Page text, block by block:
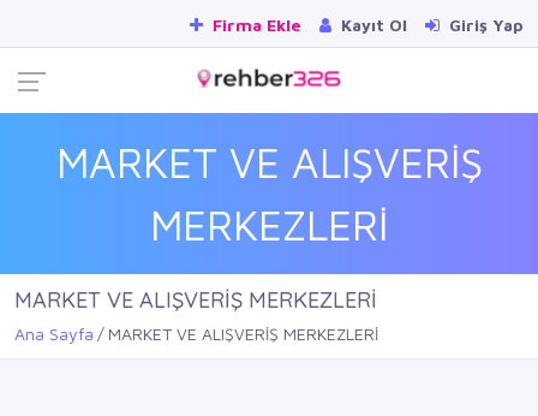
Firma Ekle Kayıt Ol Giriş Yap
MARKET VE ALIŞVERİŞ
MERKEZLERİ
MARKET VE ALIŞVERİŞ MERKEZLERİ
Ana Sayfa MARKET VE ALIŞVERİŞ MERKEZLERİ